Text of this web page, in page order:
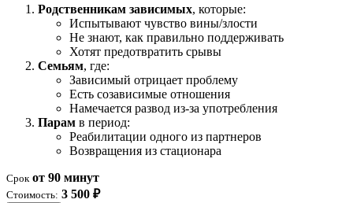
Родственникам зависимых, которые:
Испытывают чувство вины/злости
Не знают, как правильно поддерживать
Хотят предотвратить срывы
Семьям, где:
Зависимый отрицает проблему
Есть созависимые отношения
Намечается развод из-за употребления
Парам в период:
Реабилитации одного из партнеров
Возвращения из стационара
Срок от 90 минут
Стоимость: 3 500 ₽